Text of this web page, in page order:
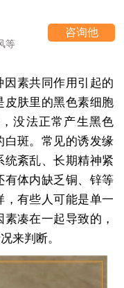
等
咨询他
素共同作用引起的
皮肤里的黑色素细胞
没法正常产生黑色
白斑。常见的诱发缘
统紊乱、长期精神紧
有体内缺乏铜、锌等
有些人可能是单一
凑在一起导致的，
来判断。